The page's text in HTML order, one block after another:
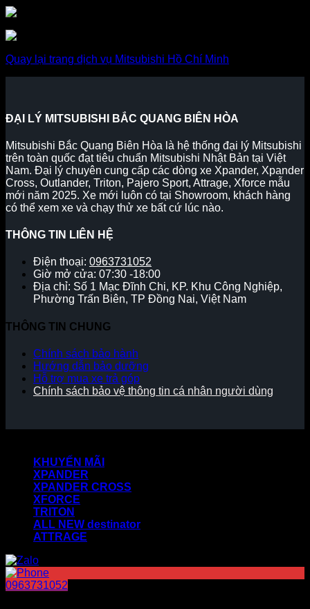
Quay lại trang dịch vụ Mitsubishi Hồ Chí Minh
ĐẠI LÝ MITSUBISHI BẮC QUANG BIÊN HÒA
Mitsubishi Bắc Quang Biên Hòa là hệ thống đại lý Mitsubishi
trên toàn quốc đạt tiêu chuẩn Mitsubishi Nhật Bản tại Việt
Nam. Đại lý chuyên cung cấp các dòng xe Xpander, Xpander
Cross, Outlander, Triton, Pajero Sport, Attrage, Xforce mẫu
mới năm 2025. Xe mới luôn có tại Showroom, khách hàng
có thể xem xe và chạy thử xe bất cứ lúc nào.
THÔNG TIN LIÊN HỆ
Điện thoại: 0963731052
Giờ mở cửa: 07:30 -18:00
Địa chỉ: Số 1 Mạc Đĩnh Chi, KP. Khu Công Nghiệp,
Phường Trấn Biên, TP Đồng Nai, Việt Nam
THÔNG TIN CHUNG
Chính sách bảo hành
Hướng dẫn bảo dưỡng
Hỗ trợ mua xe trả góp
Chính sách bảo vệ thông tin cá nhân người dùng
KHUYẾN MÃI
XPANDER
XPANDER CROSS
XFORCE
TRITON
ALL NEW destinator
ATTRAGE
0963731052